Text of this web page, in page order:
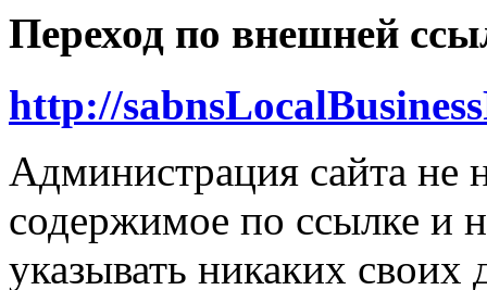
Переход по внешней
http://
Администрация сайта не
содержимое по ссылке и
указывать никаких